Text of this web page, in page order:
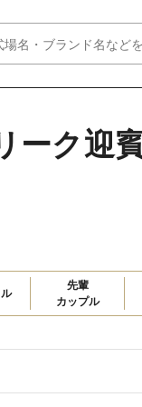
ーク迎
先輩
カップル